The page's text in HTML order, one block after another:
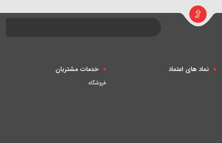
به
سبد
نماد های اعتماد خدمات مشتریان
فروشگاه